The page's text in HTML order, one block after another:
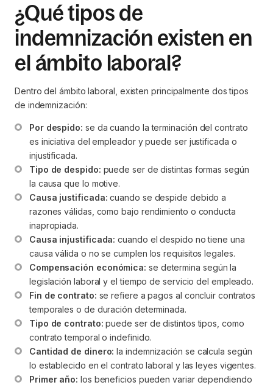
¿Qué tipos de
indemnización existen en
el ámbito laboral?
Dentro del ámbito laboral, existen principalmente dos tipos
de indemnización:
Por despido: se da cuando la terminación del contrato
es iniciativa del empleador y puede ser justificada o
injustificada.
Tipo de despido: puede ser de distintas formas según
la causa que lo motive.
Causa justificada: cuando se despide debido a
razones válidas, como bajo rendimiento o conducta
inapropiada.
Causa injustificada: cuando el despido no tiene una
causa válida o no se cumplen los requisitos legales.
Compensación económica: se determina según la
legislación laboral y el tiempo de servicio del empleado.
Fin de contrato: se refiere a pagos al concluir contratos
temporales o de duración determinada.
Tipo de contrato: puede ser de distintos tipos, como
contrato temporal o indefinido.
Cantidad de dinero: la indemnización se calcula según
lo establecido en el contrato laboral y las leyes vigentes.
Primer año: los beneficios pueden variar dependiendo